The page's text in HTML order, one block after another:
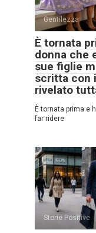
Gentilezza
È tornata
donna che
sue figlie
scritta con
rivelato
È tornata prima e
far ridere
Storie Positive